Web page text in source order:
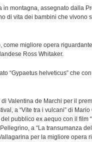
in montagna, assegnato dalla
di vita dei bambini che vivono
come migliore opera
Ross Whitaker.
“Gypaetus helveticus” che
Valentina de Marchi per il
a “Vite tra i vulcani” di
pubblico ex aequo con il film
a “La transumanza
per la migliore opera